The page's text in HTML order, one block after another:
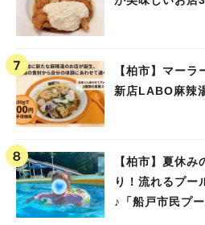
【柏市】マー
新店LABO麻辣
【柏市】夏休
り！流れるプー
♪「船戸市民プ